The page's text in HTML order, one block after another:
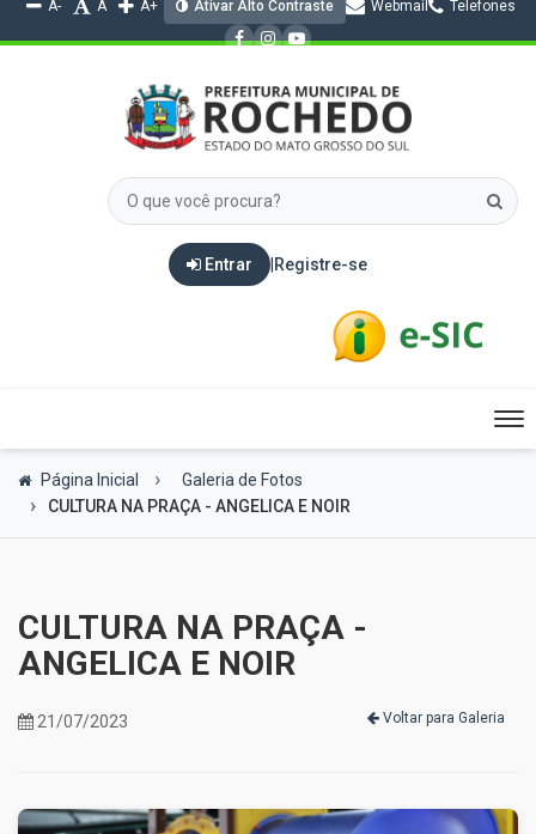
A- A A+ Ativar Alto Contraste Webmail Telefones
Entrar Registre-se
Página Inicial
Galeria de Fotos
CULTURA NA PRAÇA - ANGELICA E NOIR
CULTURA NA PRAÇA -
ANGELICA E NOIR
21/07/2023 Voltar para Galeria